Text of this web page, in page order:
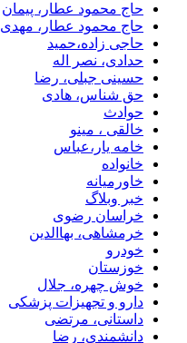
حاج محمود عطار، پیمان
حاج محمود عطار، مهدی
حاجی زاده،حمید
حدادی، نصر اله
حسینی جبلی، رضا
حق شناس، هادی
حوادث
خالقی ، مینو
خامه یار،عباس
خانواده
خاورمیانه
خبر وبلاگ
خراسان رضوی
خرمشاهی، بهاالدین
خودرو
خوزستان
خوش چهره، جلال
دارو و تجهیزات پزشکی
داستانی، مرتضی
دانشمندی، رضا